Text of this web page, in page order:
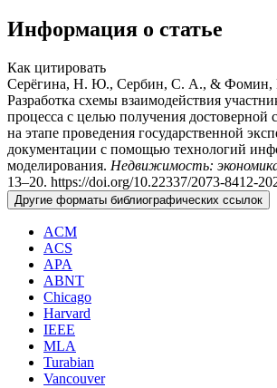
Информация о статье
Как цитировать
Серёгина, Н. Ю., Сербин, С. А., & Фомин,
Разработка схемы взаимодействия
процесса с целью получения достоверной
на этапе проведения государственной
документации с помощью технологий
моделирования. Недвижимость:
13–20. https://doi.org/10.22337/2073-8412-
Другие форматы библиографических ссылок
ACM
ACS
APA
ABNT
Chicago
Harvard
IEEE
MLA
Turabian
Vancouver